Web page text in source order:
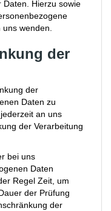
Daten. Hierzu sowie
uns wenden.
der
der
Daten zu
an uns
der Verarbeitung
bei uns
Daten
Regel Zeit, um
der Prüfung
der